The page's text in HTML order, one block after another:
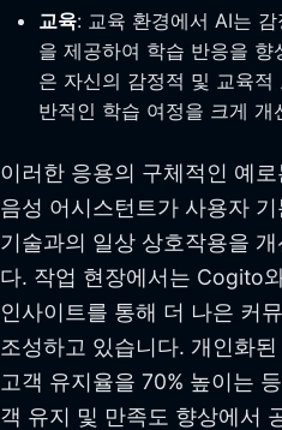
교육: 교육 환경에서 AI는
을 제공하여 학습 반응을
은 자신의 감정적 및 교육
반적인 학습 여정을 크게 개
이러한 응용의 구체적인 예
음성 어시스턴트가 사용자
기술과의 일상 상호작용을
다. 작업 현장에서는 Cogito
인사이트를 통해 더 나은 커
조성하고 있습니다. 개인화
고객 유지율을 70% 높이는
객 유지 및 만족도 향상에서